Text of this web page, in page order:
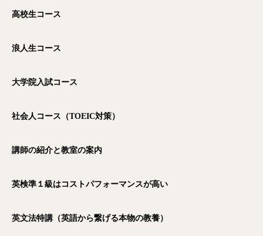
高校生コース
浪人生コース
大学院入試コース
社会人コース（TOEIC対策）
講師の紹介と教室の案内
英検準１級はコストパフォーマンスが高い
英文法特講（英語から繋げる本物の教養）